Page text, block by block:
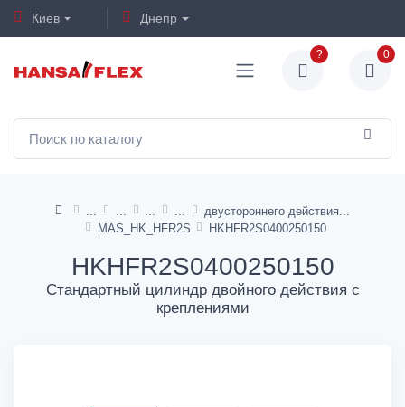
Киев Днепр
? 0
двустороннего действия
MAS_HK_HFR2S
HKHFR2S0400250150
HKHFR2S0400250150
Стандартный цилиндр двойного действия с
креплениями